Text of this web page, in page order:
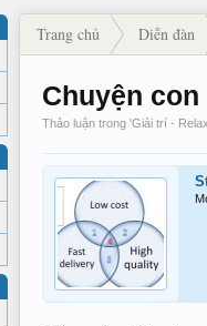
Trang chủ Diễn đàn
Chuyện
Thảo luận trong 'Giải trí -